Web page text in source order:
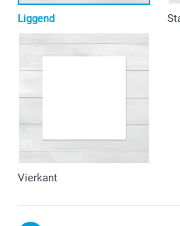
Liggend
Vierkant